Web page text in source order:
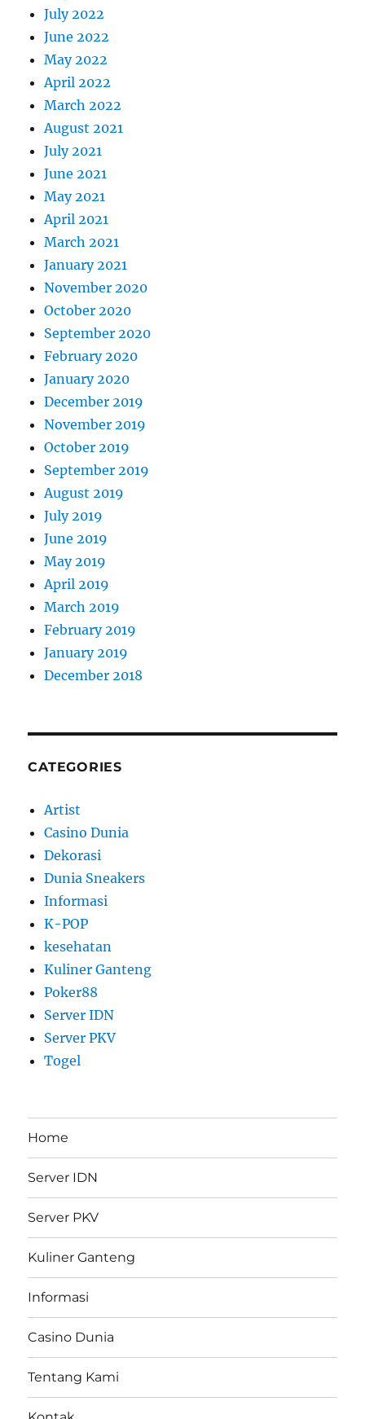
July 2022
June 2022
May 2022
April 2022
March 2022
August 2021
July 2021
June 2021
May 2021
April 2021
March 2021
January 2021
November 2020
October 2020
September 2020
February 2020
January 2020
December 2019
November 2019
October 2019
September 2019
August 2019
July 2019
June 2019
May 2019
April 2019
March 2019
February 2019
January 2019
December 2018
CATEGORIES
Artist
Casino Dunia
Dekorasi
Dunia Sneakers
Informasi
K-POP
kesehatan
Kuliner Ganteng
Poker88
Server IDN
Server PKV
Togel
Home
Server IDN
Server PKV
Kuliner Ganteng
Informasi
Casino Dunia
Tentang Kami